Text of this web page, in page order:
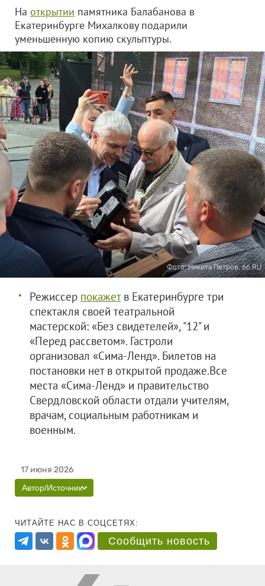
На открытии памятника Балабанова в
Екатеринбурге Михалкову подарили
уменьшенную копию скульптуры.
Фото: Никита Петров, 66.RU
Режиссер покажетв Екатеринбурге три
спектакля своей театральной
мастерской: «Без свидетелей», "12" и
«Перед рассветом». Гастроли
организовал «Сима-Ленд». Билетов на
постановки нет в открытой продаже.Все
места «Сима-Ленд» и правительство
Свердловской области отдали учителям,
врачам, социальным работникам и
военным.
17 июня 2026
Автор/Источник
ЧИТАЙТЕ НАС В СОЦСЕТЯХ:
Сообщить новость